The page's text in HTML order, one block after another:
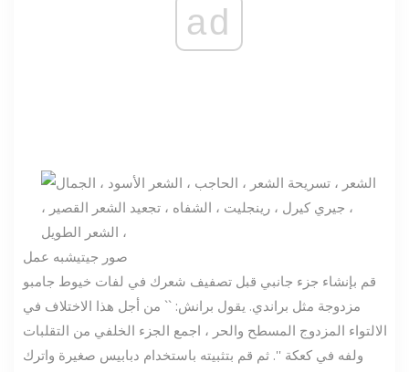
ad
صور جيتيشبه عمل
قم بإنشاء جزء جانبي قبل تصفيف شعرك في لفات خيوط جامبو
مزدوجة مثل براندي. يقول برانش: `` من أجل هذا الاختلاف في
الالتواء المزدوج المسطح والحر ، اجمع الجزء الخلفي من التقلبات
ولفه في كعكة ''. ثم قم بتثبيته باستخدام دبابيس صغيرة واترك